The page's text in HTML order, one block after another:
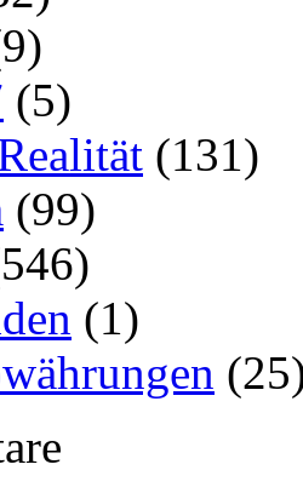
(5)
(131)
(99)
(1)